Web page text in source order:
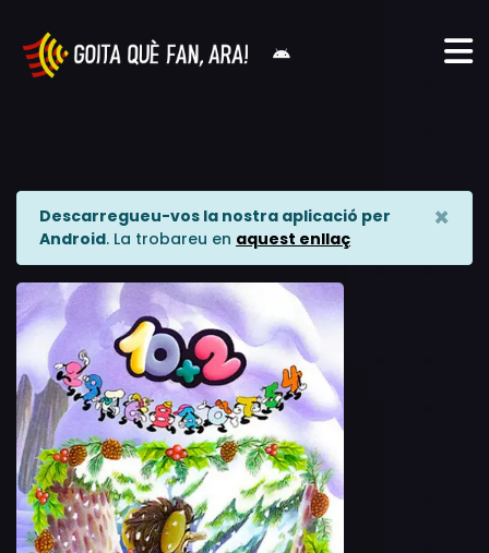
Descarregueu-vos la nostra aplicació per
Android. La trobareu en aquest enllaç
×